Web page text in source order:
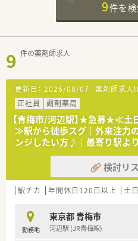
9件を
9 件の薬剤師求人
更新日： 2026/08/07 薬剤師求人
正社員
調剤薬局
【青梅市/河辺駅】★急募★≪土
≫駅から徒歩スグ｜外来注力
ンジしたい方♪｜最寄り駅よ
検討リ
駅チカ 年間休日120日以上 土
勤務地
東京都 青梅市
河辺駅 (JR青梅線)